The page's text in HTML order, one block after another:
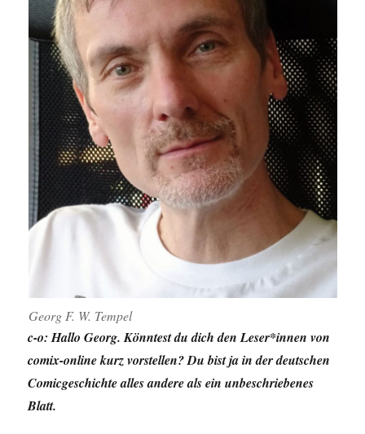
Georg F. W. Tempel
c-o: Hallo Georg. Könntest du dich den Leser*innen von
comix-online kurz vorstellen? Du bist ja in der deutschen
Comicgeschichte alles andere als ein unbeschriebenes
Blatt.